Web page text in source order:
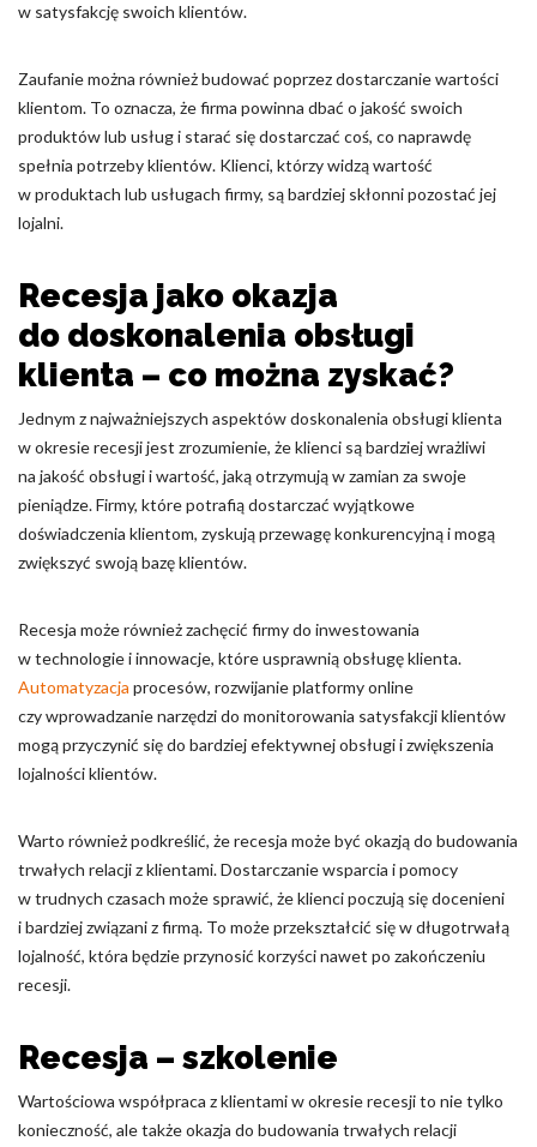
w satysfakcję swoich klientów.
Zaufanie można również budować poprzez dostarczanie wartości
klientom. To oznacza, że firma powinna dbać o jakość swoich
produktów lub usług i starać się dostarczać coś, co naprawdę
spełnia potrzeby klientów. Klienci, którzy widzą wartość
w produktach lub usługach firmy, są bardziej skłonni pozostać jej
lojalni.
Recesja jako okazja
do doskonalenia obsługi
klienta – co można zyskać?
Jednym z najważniejszych aspektów doskonalenia obsługi klienta
w okresie recesji jest zrozumienie, że klienci są bardziej wrażliwi
na jakość obsługi i wartość, jaką otrzymują w zamian za swoje
pieniądze. Firmy, które potrafią dostarczać wyjątkowe
doświadczenia klientom, zyskują przewagę konkurencyjną i mogą
zwiększyć swoją bazę klientów.
Recesja może również zachęcić firmy do inwestowania
w technologie i innowacje, które usprawnią obsługę klienta.
Automatyzacja procesów, rozwijanie platformy online
czy wprowadzanie narzędzi do monitorowania satysfakcji klientów
mogą przyczynić się do bardziej efektywnej obsługi i zwiększenia
lojalności klientów.
Warto również podkreślić, że recesja może być okazją do budowania
trwałych relacji z klientami. Dostarczanie wsparcia i pomocy
w trudnych czasach może sprawić, że klienci poczują się docenieni
i bardziej związani z firmą. To może przekształcić się w długotrwałą
lojalność, która będzie przynosić korzyści nawet po zakończeniu
recesji.
Recesja – szkolenie
Wartościowa współpraca z klientami w okresie recesji to nie tylko
konieczność, ale także okazja do budowania trwałych relacji